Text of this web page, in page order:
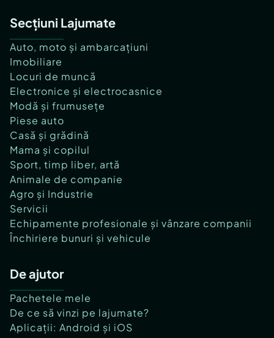
Secțiuni Lajumate
Auto, moto și ambarcațiuni
Imobiliare
Locuri de muncă
Electronice și electrocasnice
Modă și frumusețe
Piese auto
Casă și grădină
Mama și copilul
Sport, timp liber, artă
Animale de companie
Agro și Industrie
Servicii
Echipamente profesionale și vânzare companii
Închiriere bunuri și vehicule
De ajutor
Pachetele mele
De ce să vinzi pe lajumate?
Aplicații: Android și iOS